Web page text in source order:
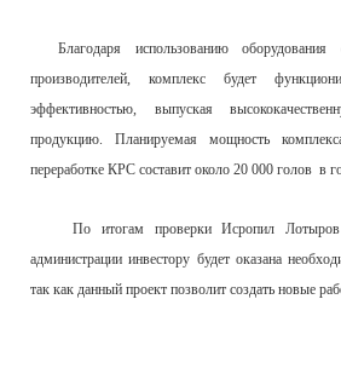
Благодаря использованию оборудования
производителей, комплекс будет
эффективностью, выпуская
продукцию. Планируемая мощность
переработке КРС составит около 20 000 голов в
По итогам проверки Исропил Лотыров
администрации инвестору будет оказана
так как данный проект позволит создать новые